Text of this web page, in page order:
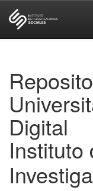
Digital
Instituto